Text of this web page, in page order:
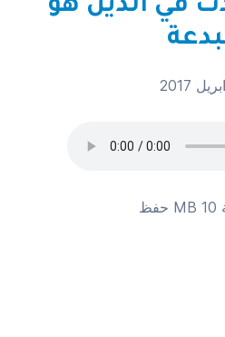
أُحدث في الدين هو
حفظ